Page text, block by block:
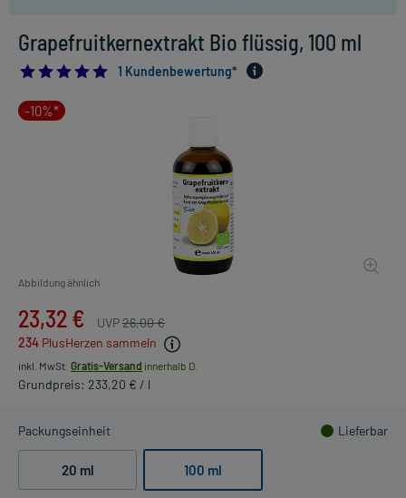
Grapefruitkernextrakt Bio flüssig, 100 ml
5.01 Kundenbewertung*
-10%*
Abbildung ähnlich
23,32 € UVP26,00 €
234 PlusHerzen sammeln
inkl. MwSt. Gratis-Versand innerhalb D.
Grundpreis: 233,20 € / l
Packungseinheit Lieferbar
20 ml 100 ml